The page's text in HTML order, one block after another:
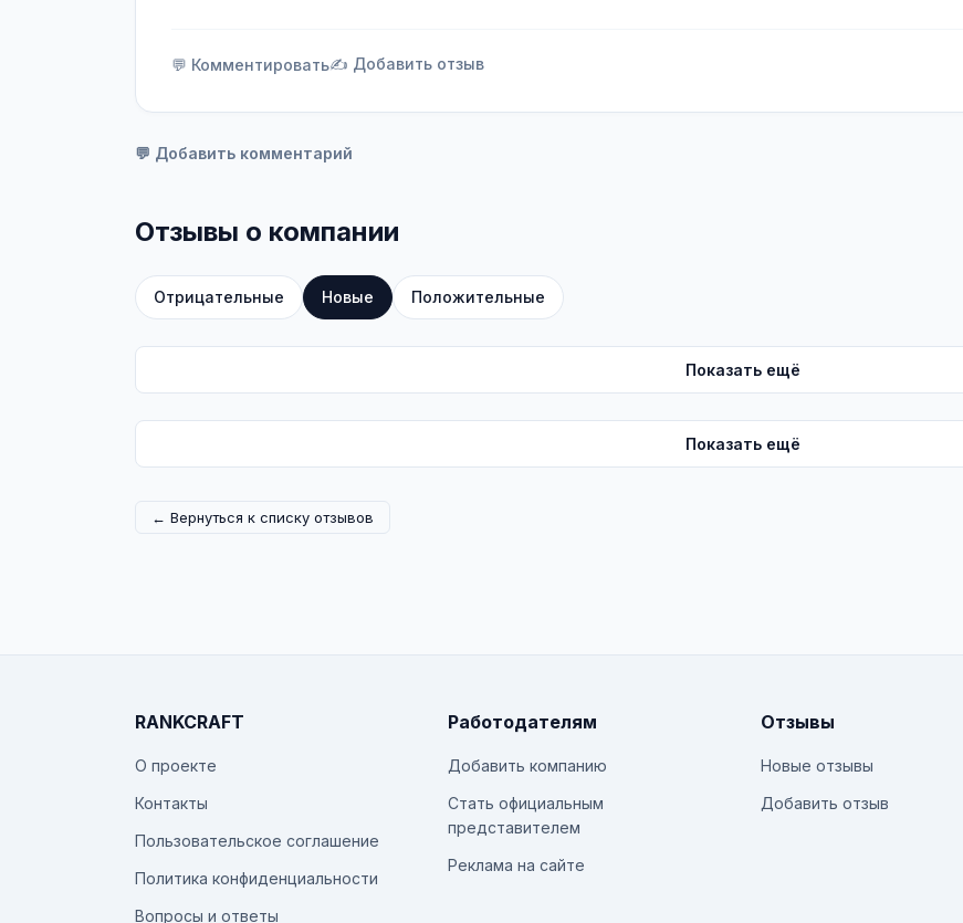
💬 Комментировать✍️ Добавить отзыв
💬 Добавить комментарий
Отзывы о компании
Отрицательные Новые Положительные
Показать ещё
Показать ещё
← Вернуться к списку отзывов
RANKCRAFT
О проекте
Контакты
Пользовательское соглашение
Политика конфиденциальности
Вопросы и ответы
Работодателям
Добавить компанию
Стать официальным
представителем
Реклама на сайте
Отзывы
Новые отзывы
Добавить отзыв